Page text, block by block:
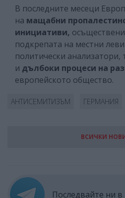
В последните месеци
на мащабни
инициативи,
подкрепата на местни
политически
и дълбоки процеси на
европейското общество.
АНТИСЕМИТИЗЪМ ГЕРМАНИЯ
ВСИЧКИ
Последвайте ни в